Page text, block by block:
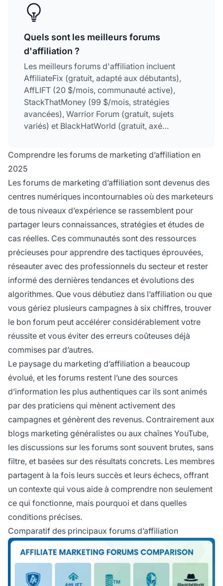
Quels sont les meilleurs forums
d'affiliation ?
Les meilleurs forums d'affiliation incluent
AffiliateFix (gratuit, adapté aux débutants),
AffLIFT (20 $/mois, communauté active),
StackThatMoney (99 $/mois, stratégies
avancées), Warrior Forum (gratuit, sujets
variés) et BlackHatWorld (gratuit, axé
uniques selon votre niveau d'expérience et vos
besoins spécifiques en
marketing d'affiliation
Comprendre les forums de marketing d’affiliation en
2025
Les forums de marketing d’affiliation sont devenus des
centres numériques incontournables où des marketeurs
de tous niveaux d’expérience se rassemblent pour
partager leurs connaissances, stratégies et études de
cas réelles. Ces communautés sont des ressources
précieuses pour apprendre des tactiques éprouvées,
réseauter avec des professionnels du secteur et rester
informé des dernières tendances et évolutions des
algorithmes. Que vous débutiez dans l’affiliation ou que
vous gériez plusieurs campagnes à six chiffres, trouver
le bon forum peut accélérer considérablement votre
réussite et vous éviter des erreurs coûteuses déjà
commises par d’autres.
Le paysage du marketing d’affiliation a beaucoup
évolué, et les forums restent l’une des sources
d’information les plus authentiques car ils sont animés
par des praticiens qui mènent activement des
campagnes et génèrent des revenus. Contrairement aux
blogs marketing généralistes ou aux chaînes YouTube,
les discussions sur les forums sont souvent brutes, sans
filtre, et basées sur des résultats concrets. Les membres
partagent à la fois leurs succès et leurs échecs, offrant
un contexte qui vous aide à comprendre non seulement
ce qui fonctionne, mais pourquoi et dans quelles
conditions précises.
Comparatif des principaux forums d’affiliation